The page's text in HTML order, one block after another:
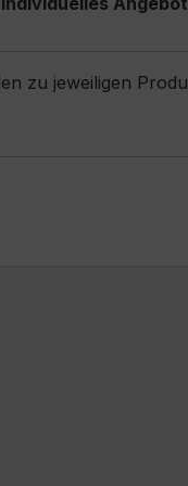
zu jeweiligen